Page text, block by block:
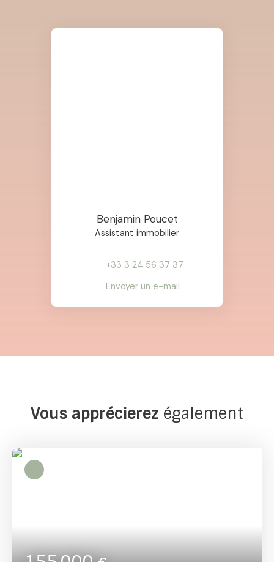
Benjamin Poucet
Assistant immobilier
+33 3 24 56 37 37
Envoyer un e-mail
Vous apprécierez également